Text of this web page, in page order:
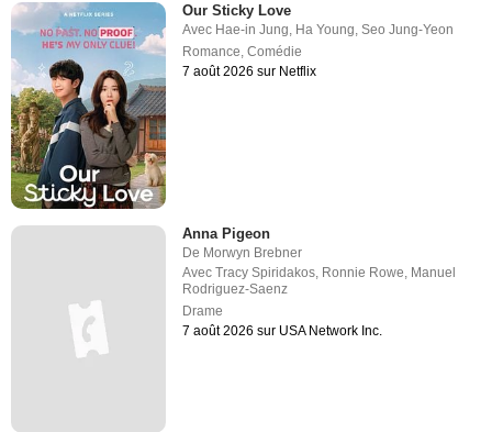
Our Sticky Love
Avec Hae-in Jung, Ha Young,Seo Jung-Yeon
Romance,Comédie
7 août 2026 sur Netflix
Anna Pigeon
De Morwyn Brebner
AvecTracy Spiridakos, Ronnie Rowe, Manuel
Rodriguez-Saenz
Drame
7 août 2026 sur USA Network Inc.